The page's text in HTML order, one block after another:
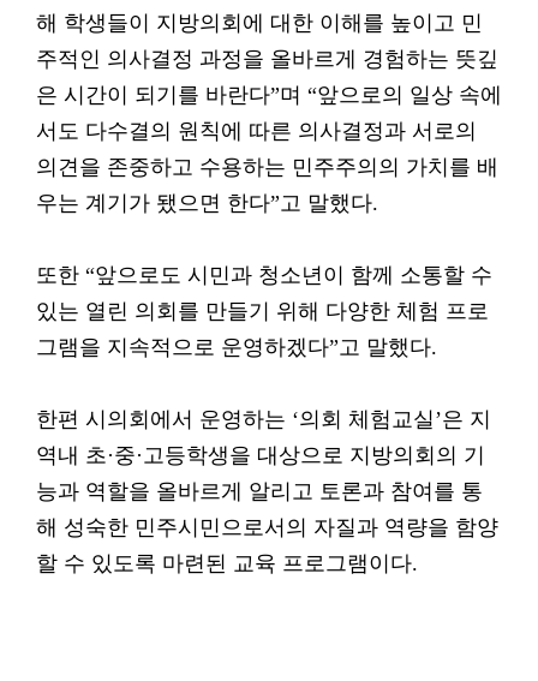
해 학생들이 지방의회에 대한 이해를 높이고 민
주적인 의사결정 과정을 올바르게 경험하는 뜻깊
은 시간이 되기를 바란다”며 “앞으로의 일상 속에
서도 다수결의 원칙에 따른 의사결정과 서로의
의견을 존중하고 수용하는 민주주의의 가치를 배
우는 계기가 됐으면 한다”고 말했다.
또한 “앞으로도 시민과 청소년이 함께 소통할 수
있는 열린 의회를 만들기 위해 다양한 체험 프로
그램을 지속적으로 운영하겠다”고 말했다.
한편 시의회에서 운영하는 ‘의회 체험교실’은 지
역내 초·중·고등학생을 대상으로 지방의회의 기
능과 역할을 올바르게 알리고 토론과 참여를 통
해 성숙한 민주시민으로서의 자질과 역량을 함양
할 수 있도록 마련된 교육 프로그램이다.